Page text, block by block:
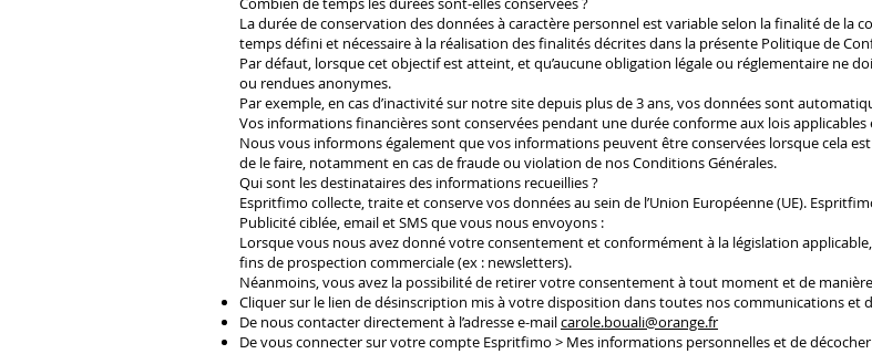
La durée de conservation des données à caractère personnel est variable selon la finalité de la
temps défini et nécessaire à la réalisation des finalités décrites dans la présente Politique de
Par défaut, lorsque cet objectif est atteint, et qu’aucune obligation légale ou réglementaire ne
ou rendues anonymes.
Par exemple, en cas d’inactivité sur notre site depuis plus de 3 ans, vos données sont
Vos informations financières sont conservées pendant une durée conforme aux lois
Nous vous informons également que vos informations peuvent être conservées lorsque cela
de le faire, notamment en cas de fraude ou violation de nos Conditions Générales.
Qui sont les destinataires des informations recueillies ?
Espritfimo collecte, traite et conserve vos données au sein de l’Union Européenne (UE).
Publicité ciblée, email et SMS que vous nous envoyons :
Lorsque vous nous avez donné votre consentement et conformément à la législation
fins de prospection commerciale (ex : newsletters).
Néanmoins, vous avez la possibilité de retirer votre consentement à tout moment et de
Cliquer sur le lien de désinscription mis à votre disposition dans toutes nos communications et
De nous contacter directement à l’adresse e-mailcarole.bouali@orange.fr
De vous connecter sur votre compte Espritfimo > Mes informations personnelles et de